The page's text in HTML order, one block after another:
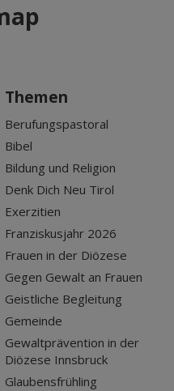
Themen
Berufungspastoral
Bibel
Bildung und Religion
Denk Dich Neu Tirol
Exerzitien
Franziskusjahr 2026
Frauen in der Diözese
Gegen Gewalt an Frauen
Geistliche Begleitung
Gemeinde
Gewaltprävention in der
Diözese Innsbruck
Glaubensfrühling